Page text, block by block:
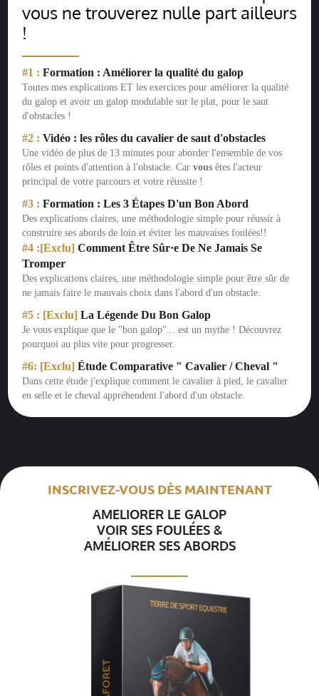
vous ne trouverez nulle part ailleurs
!
#1 : Formation : Améliorer la qualité du galop
Toutes mes explications ET les exercices pour améliorer la qualité
du galop et avoir un galop modulable sur le plat, pour le saut
d'obstacles !
#2 : Vidéo : les rôles du cavalier de saut d'obstacles
Une vidéo de plus de 13 minutes pour aborder l'ensemble de vos
rôles et points d'attention à l'obstacle. Car vous êtes l'acteur
principal de votre parcours et votre réussite !
#3 : Formation : Les 3 Étapes D'un Bon Abord
Des explications claires, une méthodologie simple pour réussir à
construire ses abords de loin et éviter les mauvaises foulées!!
#4 :[Exclu] Comment Être Sûr·e De Ne Jamais Se
Tromper
Des explications claires, une méthodologie simple pour être sûr de
ne jamais faire le mauvais choix dans l'abord d'un obstacle.
#5 : [Exclu] La Légende Du Bon Galop
Je vous explique que le "bon galop"... est un mythe ! Découvrez
pourquoi au plus vite pour progresser.
#6: [Exclu] Étude Comparative " Cavalier / Cheval "
Dans cette étude j'explique comment le cavalier à pied, le cavalier
en selle et le cheval appréhendent l'abord d'un obstacle.
INSCRIVEZ-VOUS DÈS MAINTENANT
AMELIORER LE GALOP
VOIR SES FOULÉES &
AMÉLIORER SES ABORDS